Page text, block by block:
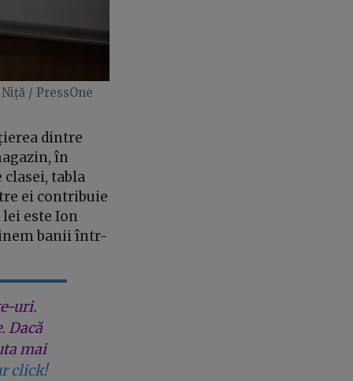
/ PressOne
dintre
în
clasei, tabla
ei contribuie
lei este Ion
banii într-
uri.
Dacă
mai
click!